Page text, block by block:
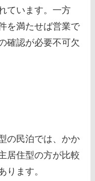
ています。一方
を満たせば営業で
確認が必要不可欠
の民泊では、かか
居住型の方が比較
ります。